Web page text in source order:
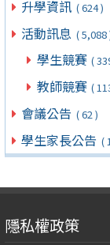
升學資訊 ( 624 )
活動訊息 ( 5,088
學生競賽 (
教師競賽 (
會議公告 ( 62 )
學生家長公告 (
隱私權政策